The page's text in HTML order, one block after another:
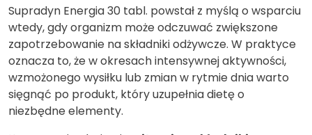
Supradyn Energia 30 tabl. powstał z myślą o wsparciu
wtedy, gdy organizm może odczuwać zwiększone
zapotrzebowanie na składniki odżywcze. W praktyce
oznacza to, że w okresach intensywnej aktywności,
wzmożonego wysiłku lub zmian w rytmie dnia warto
sięgnąć po produkt, który uzupełnia dietę o
niezbędne elementy.